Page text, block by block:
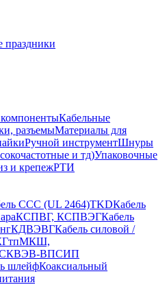
праздники
Кабельные
разъемыМатериалы для
Ручной инструментШнуры
и тд)Упаковочные
и крепежРТИ
CCC (UL 2464)TKDКабель
КСПВГ, КСПВЭГКабель
КДВЭВГКабель силовой /
МКШ,
ВПСИП
шлейфКоаксиальный